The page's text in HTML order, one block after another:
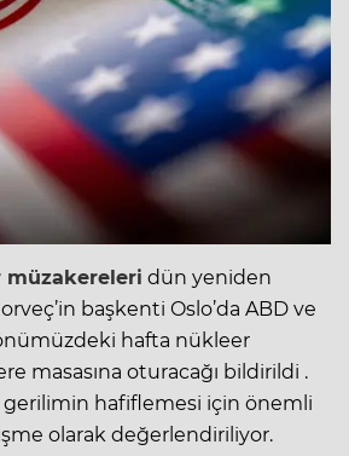
müzakereleri dün yeniden
başkenti Oslo’da ABD ve
hafta nükleer
masasına oturacağı bildirildi .
gerilimin hafiflemesi için önemli
olarak değerlendiriliyor.